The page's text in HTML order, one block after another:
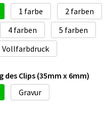
1
2
4
5
Vollfarbdruck
des Clips (35mm x 6mm)
Gravur